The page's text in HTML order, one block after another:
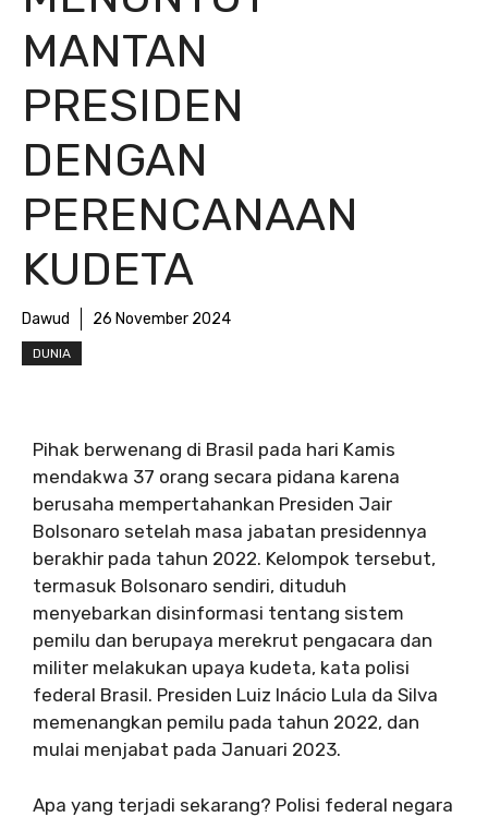
MANTAN
PRESIDEN
DENGAN
PERENCANAAN
KUDETA
Dawud 26 November 2024
DUNIA
Pihak berwenang di Brasil pada hari Kamis
mendakwa 37 orang secara pidana karena
berusaha mempertahankan Presiden Jair
Bolsonaro setelah masa jabatan presidennya
berakhir pada tahun 2022. Kelompok tersebut,
termasuk Bolsonaro sendiri, dituduh
menyebarkan disinformasi tentang sistem
pemilu dan berupaya merekrut pengacara dan
militer melakukan upaya kudeta, kata polisi
federal Brasil. Presiden Luiz Inácio Lula da Silva
memenangkan pemilu pada tahun 2022, dan
mulai menjabat pada Januari 2023.
Apa yang terjadi sekarang? Polisi federal negara